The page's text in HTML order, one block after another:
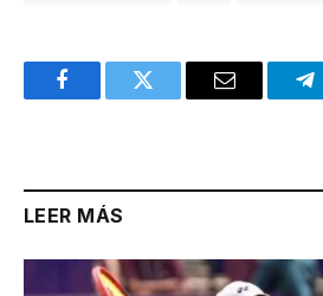
FacebookTwitter Email
LEER MÁS